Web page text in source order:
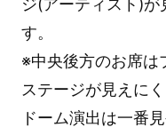
ジ(アーティスト)が
す。
※中央後方のお席は
ステージが見えに
ドーム演出は一番